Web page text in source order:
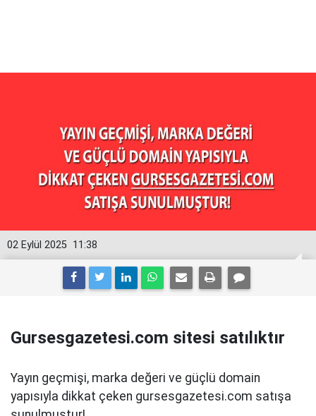
11:38
02 Eylül 2025
Gursesgazetesi.com sitesi satılıktır
Yayın geçmişi, marka değeri ve güçlü domain
yapısıyla dikkat çeken gursesgazetesi.com satışa